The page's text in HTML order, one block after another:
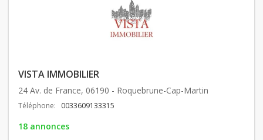
VISTA IMMOBILIER
24 Av. de France, 06190 - Roquebrune-Cap-Martin
Téléphone: 0033609133315
18 annonces